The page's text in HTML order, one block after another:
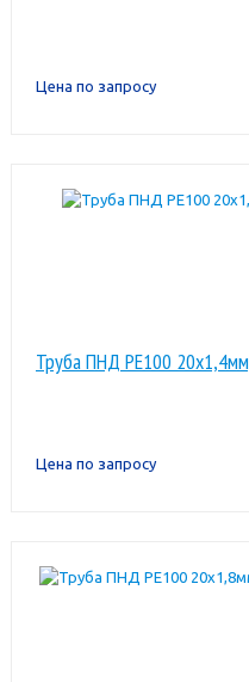
Цена по запросу
Труба ПНД РЕ100
Цена по запросу